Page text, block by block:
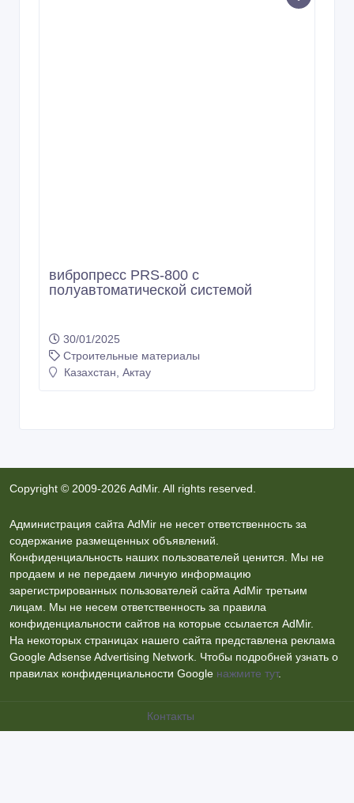
вибропресс PRS-800 с
полуавтоматической системой
30/01/2025
Строительные материалы
Казахстан, Актау
Copyright © 2009-2026 AdMir. All rights reserved.
Администрация сайта AdMir не несет ответственность за
содержание размещенных объявлений.
Конфиденциальность наших пользователей ценится. Мы не
продаем и не передаем личную информацию
зарегистрированных пользователей сайта AdMir третьим
лицам. Мы не несем ответственность за правила
конфиденциальности сайтов на которые ссылается AdMir.
На некоторых страницах нашего сайта представлена реклама
Google Adsense Advertising Network. Чтобы подробней узнать о
правилах конфиденциальности Google нажмите тут.
Контакты